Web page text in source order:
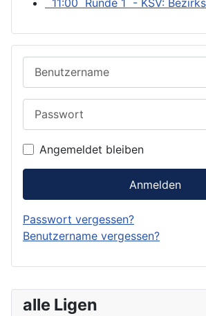
alle Ligen
Angemeldet bleiben
Anmelden
Passwort vergessen?
Benutzername vergessen?